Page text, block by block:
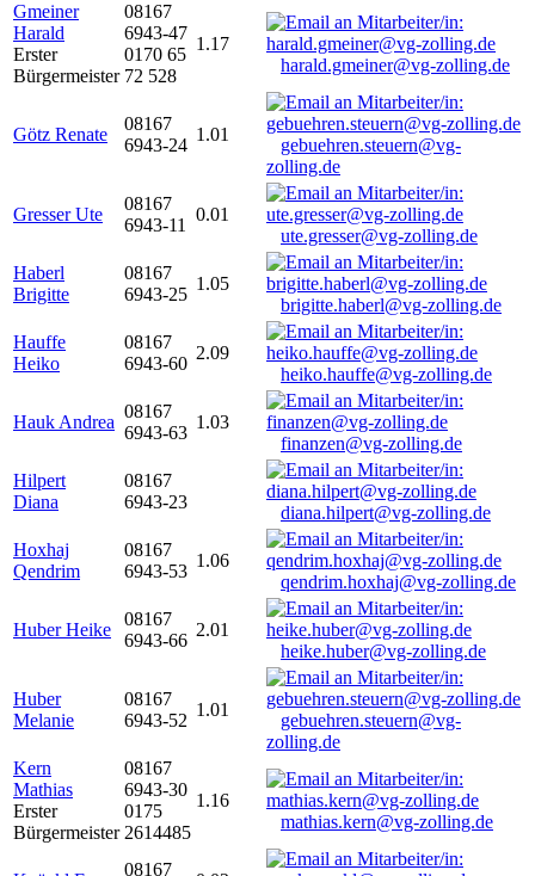
Gmeiner
Harald
Erster
Bürgermeister
08167
6943-47
0170 65
72 528
1.17
harald.gmeiner@vg-zolling.de
Götz Renate
08167
6943-24
1.01
gebuehren.steuern@vg-
zolling.de
Gresser Ute
08167
6943-11
0.01
ute.gresser@vg-zolling.de
Haberl
Brigitte
08167
6943-25
1.05
brigitte.haberl@vg-zolling.de
Hauffe
Heiko
08167
6943-60
2.09
heiko.hauffe@vg-zolling.de
Hauk Andrea
08167
6943-63
1.03
finanzen@vg-zolling.de
Hilpert
Diana
08167
6943-23
diana.hilpert@vg-zolling.de
Hoxhaj
Qendrim
08167
6943-53
1.06
qendrim.hoxhaj@vg-zolling.de
Huber Heike
08167
6943-66
2.01
heike.huber@vg-zolling.de
Huber
Melanie
08167
6943-52
1.01
gebuehren.steuern@vg-
zolling.de
Kern
Mathias
Erster
Bürgermeister
08167
6943-30
0175
2614485
1.16
mathias.kern@vg-zolling.de
08167